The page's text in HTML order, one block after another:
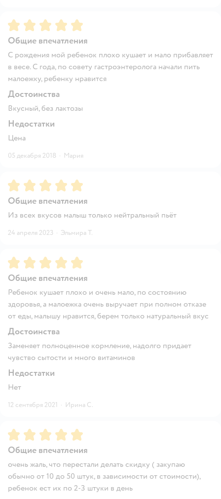
Рейтинг:5
Общие впечатления
С рождения мой ребенок плохо кушает и мало прибавляет
в весе. С года, по совету гастроэнтеролога начали пить
малоежку, ребенку нравится
Достоинства
Вкусный, без лактозы
Недостатки
Цена
05 декабря 2018 · Мария
Рейтинг:5
Общие впечатления
Из всех вкусов малыш только нейтральный пьёт
24 апреля 2023 · Эльмира Т.
Рейтинг:5
Общие впечатления
Ребенок кушает плохо и очень мало, по состоянию
здоровья, а малоежка очень выручает при полном отказе
от еды, малышу нравится, берем только натуральный вкус
Достоинства
Заменяет полноценное кормление, надолго придает
чувство сытости и много витаминов
Недостатки
Нет
12 сентября 2021 · Ирина С.
Рейтинг:5
Общие впечатления
очень жаль, что перестали делать скидку ( закупаю
обычно от 10 до 50 штук, в зависимости от стоимости),
ребенок ест их по 2-3 штуки в день